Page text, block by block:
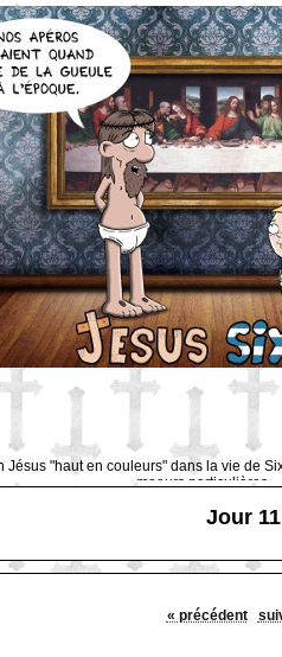
Jésus "haut en couleurs" dans la vie de
moeurs particulières
Jour 11
« précédent